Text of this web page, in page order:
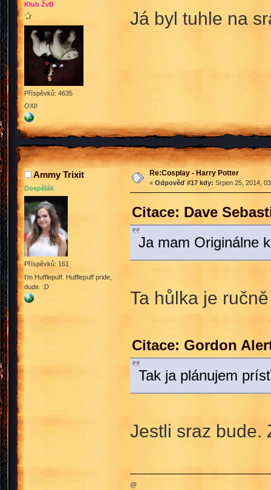
Klub ŽvB
Příspěvků: 4635
OXI!
Já byl tuhle na
Ammy Trixit
Dospělák
Příspěvků: 161
I'm Hufflepuff. Hufflepuff pride,
dude. :D
Re:Cosplay - Harry Potter
« Odpověď #17 kdy: Srpen 25, 2014,
Citace: Dave
Ja mam Originálne
Ta hůlka je
Citace: Gordon
Tak ja plánujem
Jestli sraz bude.
@